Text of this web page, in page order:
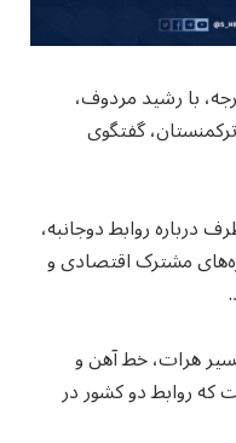
با رشید مردوف،
گفتگوی
درباره روابط دوجانبه،
مشترک اقتصادی و
هرات، خط آهن و
که روابط دو کشور در